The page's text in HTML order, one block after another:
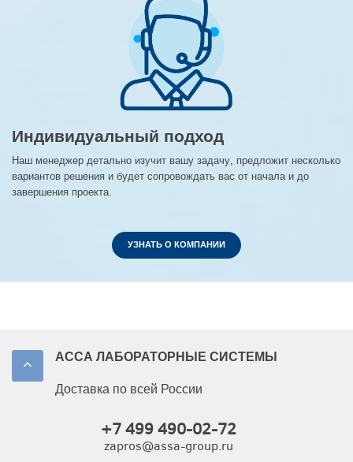
Индивидуальный подход
Наш менеджер детально изучит вашу задачу, предложит несколько
вариантов решения и будет сопровождать вас от начала и до
завершения проекта.
УЗНАТЬ О КОМПАНИИ
АССА ЛАБОРАТОРНЫЕ СИСТЕМЫ
Доставка по всей России
+7 499 490-02-72
zapros@assa-group.ru